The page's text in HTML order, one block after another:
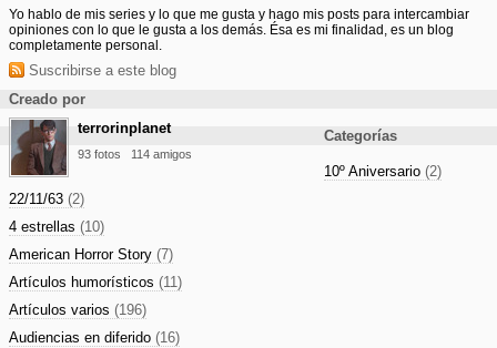
Yo hablo de mis series y lo que me gusta y hago mis posts para intercambiar
opiniones con lo que le gusta a los demás. Ésa es mi finalidad, es un blog
completamente personal.
Suscribirse a este blog
Creado por
terrorinplanet
93 fotos 114 amigos
Categorías
10º Aniversario (2)
22/11/63 (2)
4 estrellas (10)
American Horror Story (7)
Artículos humorísticos (11)
Artículos varios (196)
Audiencias en diferido (16)